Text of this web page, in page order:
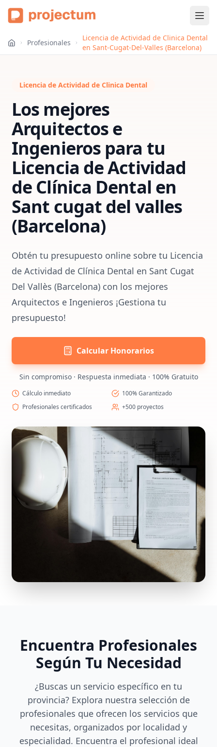
Profesionales
Licencia de Actividad de Clinica Dental
en Sant-Cugat-Del-Valles (Barcelona)
Licencia de Actividad de Clinica Dental
Los mejores
Arquitectos e
Ingenieros para tu
Licencia de Actividad
de Clínica Dental en
Sant cugat del valles
(Barcelona)
Obtén tu presupuesto online sobre tu Licencia
de Actividad de Clínica Dental en Sant Cugat
Del Vallès (Barcelona) con los mejores
Arquitectos e Ingenieros ¡Gestiona tu
presupuesto!
Calcular Honorarios
Sin compromiso · Respuesta inmediata · 100% Gratuito
Cálculo inmediato
100% Garantizado
Profesionales certificados
+500 proyectos
Encuentra Profesionales
Según Tu Necesidad
¿Buscas un servicio específico en tu
provincia? Explora nuestra selección de
profesionales que ofrecen los servicios que
necesitas, organizados por localidad y
especialidad. Encuentra el profesional ideal